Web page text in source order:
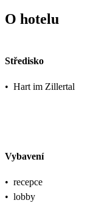
O hotelu
Středisko
• Hart im Zillertal
Vybavení
• recepce
• lobby